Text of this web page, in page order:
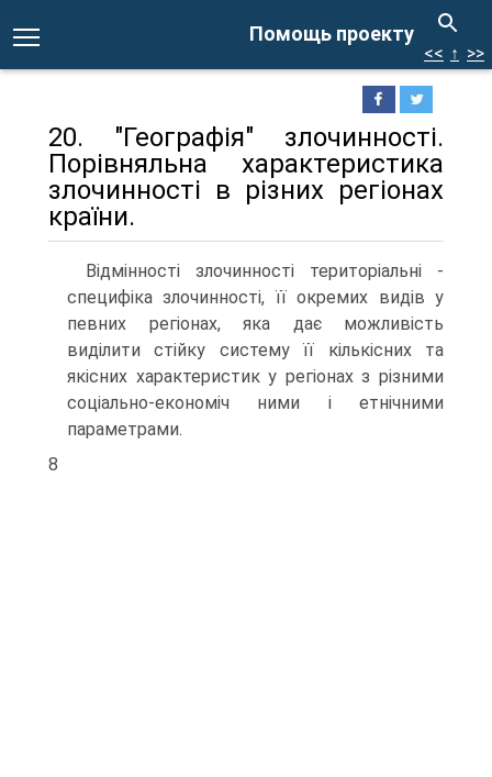
Помощь проекту
<< ↑ >>
20. "Географія" злочинності.
Порівняльна характеристика
злочинності в різних регіонах
країни.
Відмінності злочинності територіальні -
специфіка злочинності, її окремих видів у
певних регіонах, яка дає можливість
виділити стійку систему її кількісних та
якісних характеристик у регіонах з різними
соціально-економіч ними і етнічними
параметрами.
8